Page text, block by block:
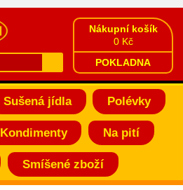
Nákupní košík
0 Kč
POKLADNA
Sušená jídla Polévky
Kondimenty Na pití
Smíšené zboží